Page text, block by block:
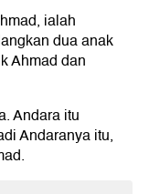
ialah
dua anak
Ahmad dan
Andara itu
Andaranya itu,